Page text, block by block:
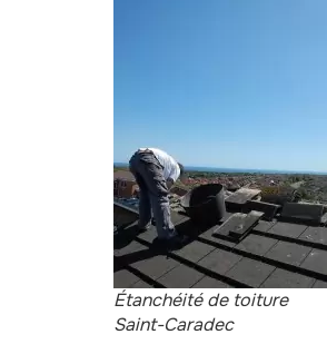
Étanchéité de toiture
Saint-Caradec